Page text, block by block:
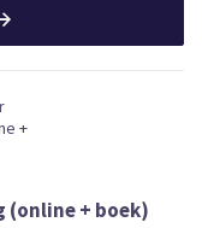
(online + boek)